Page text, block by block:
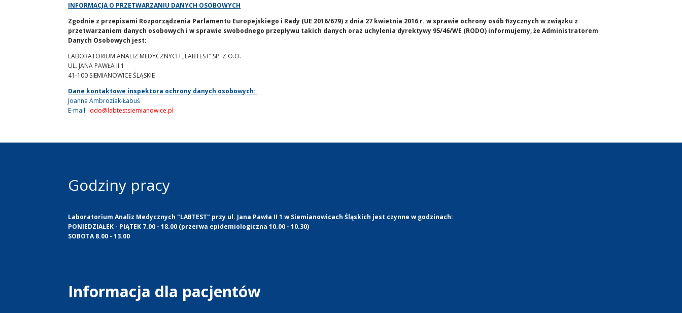
INFORMACJA O PRZETWARZANIU DANYCH OSOBOWYCH
Zgodnie z przepisami Rozporządzenia Parlamentu Europejskiego i Rady (UE 2016/679) z dnia 27 kwietnia 2016 r. w sprawie ochrony osób fizycznych w związku z
przetwarzaniem danych osobowych i w sprawie swobodnego przepływu takich danych oraz uchylenia dyrektywy 95/46/WE (RODO) informujemy, że Administratorem
Danych Osobowych jest:
LABORATORIUM ANALIZ MEDYCZNYCH „LABTEST” SP. Z O.O.
UL. JANA PAWŁA II 1
41-100 SIEMIANOWICE ŚLĄSKIE
Dane kontaktowe inspektora ochrony danych osobowych:
Joanna Ambroziak-Łabuś
E-mail:iodo@labtestsiemianowice.pl
Godziny pracy
Laboratorium Analiz Medycznych "LABTEST" przy ul. Jana Pawła II 1 w Siemianowicach Śląskich jest czynne w godzinach:
PONIEDZIAŁEK - PIĄTEK 7.00 - 18.00 (przerwa epidemiologiczna 10.00 - 10.30)
SOBOTA 8.00 - 13.00
Informacja dla pacjentów